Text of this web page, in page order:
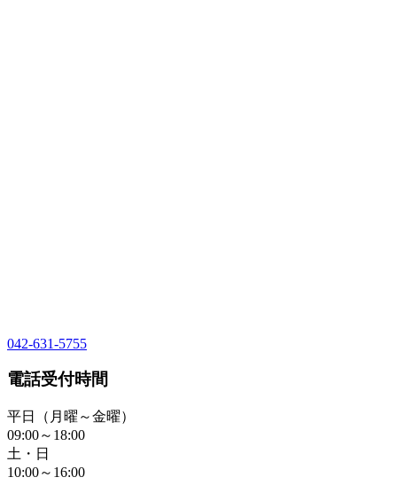
042-631-5755
電話受付時間
平日（月曜～金曜）
09:00～18:00
土・日
10:00～16:00